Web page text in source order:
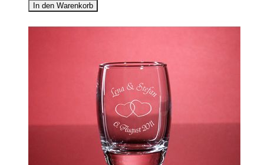
In den Warenkorb